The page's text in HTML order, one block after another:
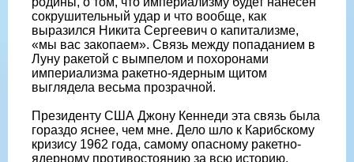
сокрушительный удар и что вообще, как
выразился Никита Сергеевич о капитализме,
«мы вас закопаем». Связь между попаданием в
Луну ракетой с вымпелом и похоронами
империализма ракетно-ядерным щитом
выглядела весьма прозрачной.
Президенту США Джону Кеннеди эта связь была
гораздо яснее, чем мне. Дело шло к Карибскому
кризису 1962 года, самому опасному ракетно-
ядерному противостоянию за всю историю.